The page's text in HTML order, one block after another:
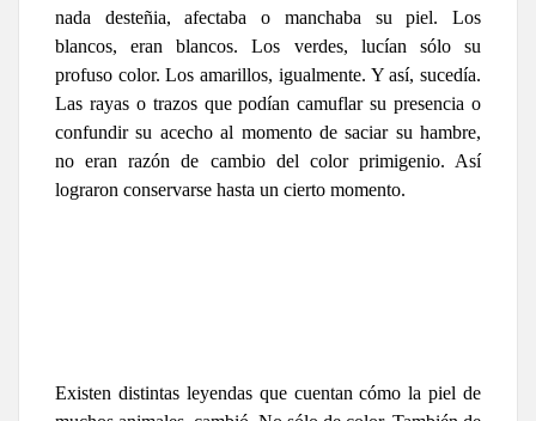
nada desteñia, afectaba o manchaba su piel. Los
blancos, eran blancos. Los verdes, lucían sólo su
profuso color. Los amarillos, igualmente. Y así, sucedía.
Las rayas o trazos que podían camuflar su presencia o
confundir su acecho al momento de saciar su hambre,
no eran razón de cambio del color primigenio. Así
lograron conservarse hasta un cierto momento.
Existen distintas leyendas que cuentan cómo la piel de